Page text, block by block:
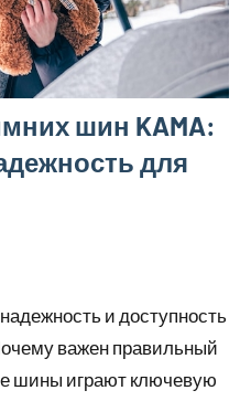
шин KAMA:
для
и доступность
важен правильный
шины играют ключевую